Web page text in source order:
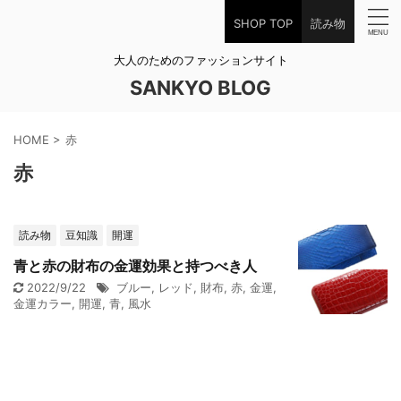
SHOP TOP 読み物
大人のためのファッションサイト
SANKYO BLOG
HOME > 赤
赤
読み物 豆知識 開運
青と赤の財布の金運効果と持つべき人
2022/9/22 ブルー, レッド, 財布, 赤, 金運,
金運カラー, 開運, 青, 風水